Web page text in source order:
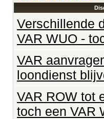
Verschillende
VAR WUO -
VAR
loondienst
VAR ROW tot
toch een VAR